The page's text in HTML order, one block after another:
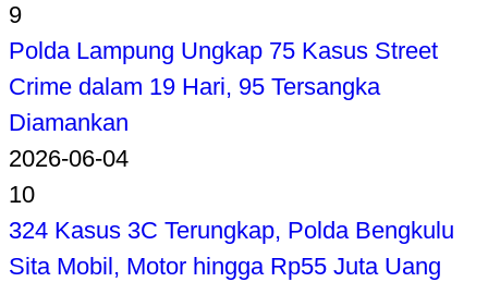
9
Polda Lampung Ungkap 75 Kasus Street
Crime dalam 19 Hari, 95 Tersangka
Diamankan
2026-06-04
10
324 Kasus 3C Terungkap, Polda Bengkulu
Sita Mobil, Motor hingga Rp55 Juta Uang